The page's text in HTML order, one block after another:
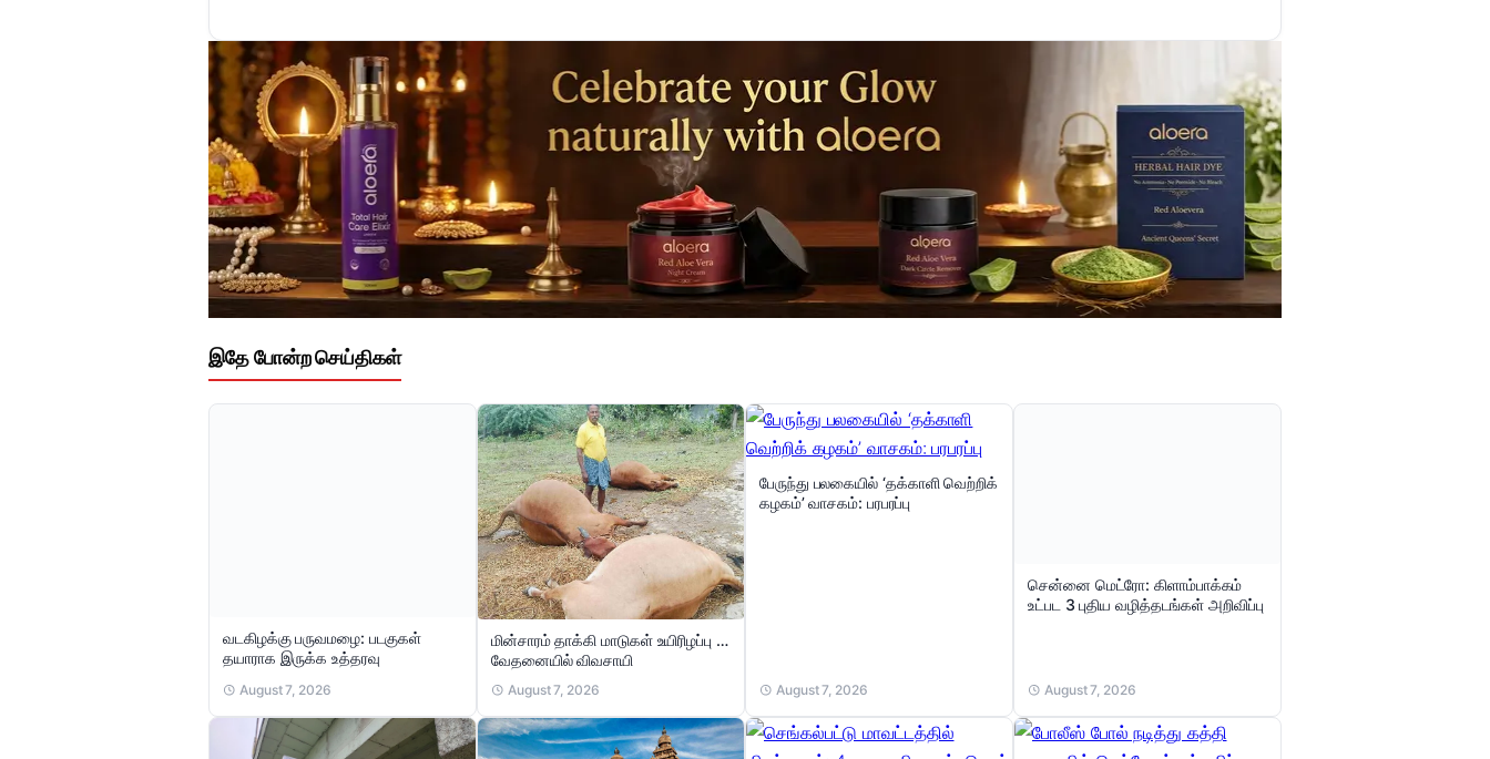
இதே போன்ற செய்திகள்
வடகிழக்கு பருவமழை: படகுகள்
தயாராக இருக்க உத்தரவு
August 7, 2026
மின்சாரம் தாக்கி மாடுகள் உயிரிழப்பு …
வேதனையில் விவசாயி
August 7, 2026
பேருந்து பலகையில் ‘தக்காளி வெற்றிக்
கழகம்’ வாசகம்: பரபரப்பு
August 7, 2026
சென்னை மெட்ரோ: கிளாம்பாக்கம்
உட்பட 3 புதிய வழித்தடங்கள் அறிவிப்பு
August 7, 2026